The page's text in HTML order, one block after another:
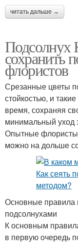
читать дальше →
Подсолнух
сохранить
флористов
Срезанные цветы
стойкостью, и
время, сохраняя
минимальный уход
Опытные флористы
можно на дольше
Основные правила
подсолнухами
К основным
в первую очередь